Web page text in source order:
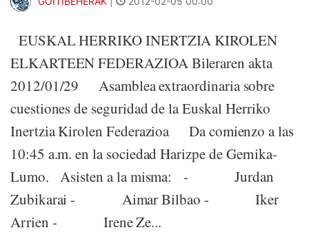
EUSKAL HERRIKO INERTZIA KIROLEN
ELKARTEEN FEDERAZIOA Bileraren akta
2012/01/29 Asamblea extraordinaria sobre
cuestiones de seguridad de la Euskal Herriko
Inertzia Kirolen Federazioa Da comienzo a las
10:45 a.m. en la sociedad Harizpe de Gernika-
Lumo. Asisten a la misma: - Jurdan
Zubikarai - Aimar Bilbao - Iker
Arrien - Irene Ze...